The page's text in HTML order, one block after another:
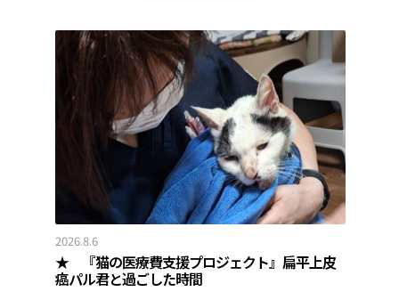
2026.8.6
★ 『猫の医療費支援プロジェクト』扁平上皮
癌パル君と過ごした時間